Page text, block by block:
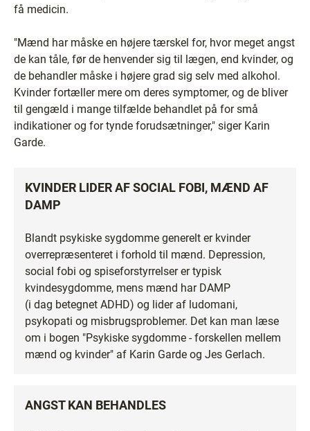
få medicin.
"Mænd har måske en højere tærskel for, hvor meget angst
de kan tåle, før de henvender sig til lægen, end kvinder, og
de behandler måske i højere grad sig selv med alkohol.
Kvinder fortæller mere om deres symptomer, og de bliver
til gengæld i mange tilfælde behandlet på for små
indikationer og for tynde forudsætninger," siger Karin
Garde.
KVINDER LIDER AF SOCIAL FOBI, MÆND AF
DAMP
Blandt psykiske sygdomme generelt er kvinder
overrepræsenteret i forhold til mænd. Depression,
social fobi og spiseforstyrrelser er typisk
kvindesygdomme, mens mænd har DAMP
(i dag betegnet ADHD) og lider af ludomani,
psykopati og misbrugsproblemer. Det kan man læse
om i bogen "Psykiske sygdomme - forskellen mellem
mænd og kvinder" af Karin Garde og Jes Gerlach.
ANGST KAN BEHANDLES